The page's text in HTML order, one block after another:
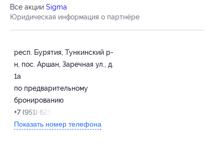
Все акции Sigma
Юридическая информация о партнёре
респ. Бурятия, Тункинский р-
н, пос. Аршан, Заречная ул., д.
1а
по предварительному
бронированию
+7 (951) 625-98-65
Показать номер телефона